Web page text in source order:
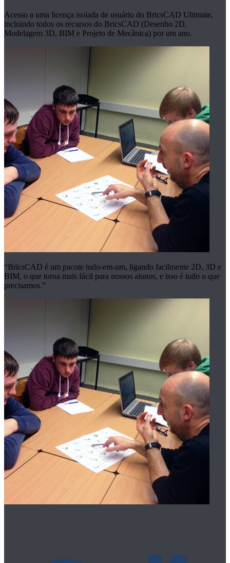
Acesso a uma licença isolada de usuário do BricsCAD Ultimate,
incluindo todos os recursos do BricsCAD (Desenho 2D,
Modelagem 3D, BIM e Projeto de Mecânica) por um ano.
“BricsCAD é um pacote tudo-em-um, ligando facilmente 2D, 3D e
BIM, o que torna mais fácil para nossos alunos, e isso é tudo o que
precisamos.”